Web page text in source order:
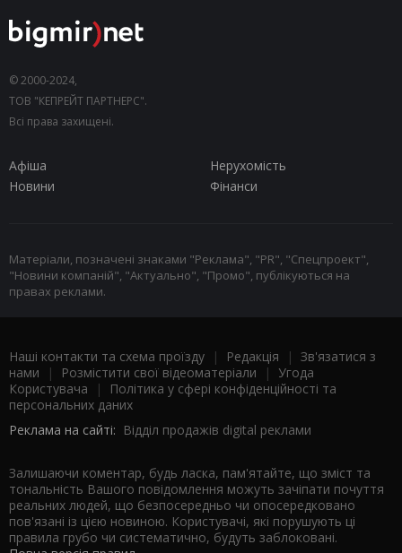
© 2000-2024,
ТОВ "КЕПРЕЙТ ПАРТНЕРС".
Всі права захищені.
Афіша
Нерухомість
Новини
Фінанси
Матеріали, позначені знаками "Реклама", "PR", "Спецпроект",
"Новини компаній", "Актуально", "Промо", публікуються на
правах реклами.
Наші контакти та схема проїзду | Редакція | Зв'язатися з
нами | Розмістити свої відеоматеріали | Угода
Користувача |
Політика у сфері конфіденційності та
персональних даних
Реклама на сайті: Відділ продажів digital реклами
Залишаючи коментар, будь ласка, пам'ятайте, що зміст та
тональність Вашого повідомлення можуть зачіпати почуття
реальних людей, що безпосередньо чи опосередковано
пов'язані із цією новиною. Користувачі, які порушують ці
правила грубо чи систематично, будуть заблоковані.